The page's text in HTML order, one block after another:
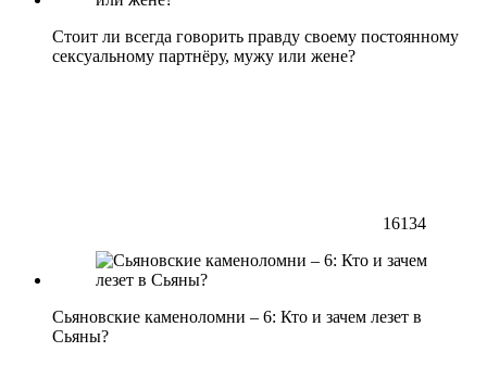
Стоит ли всегда говорить правду своему постоянному
сексуальному партнёру, мужу или жене?
16134
Сьяновские каменоломни – 6: Кто и зачем лезет в
Сьяны?